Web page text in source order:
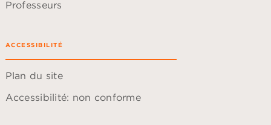
Professeurs
ACCESSIBILITÉ
Plan du site
Accessibilité: non conforme